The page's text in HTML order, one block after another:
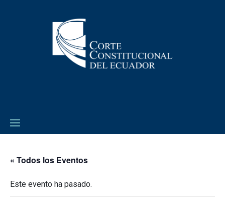
« Todos los Eventos
Este evento ha pasado.